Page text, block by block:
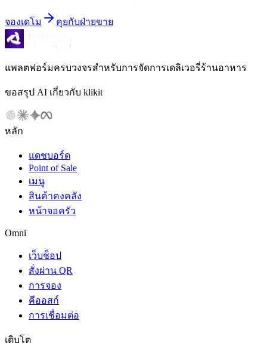
จองเดโม คุยกับฝ่ายขาย
แพลตฟอร์มครบวงจรสำหรับการจัดการเดลิเวอรี่ร้านอาหาร
ขอสรุป AI เกี่ยวกับ klikit
หลัก
แดชบอร์ด
Point of Sale
เมนู
สินค้าคงคลัง
หน้าจอครัว
Omni
เว็บช็อป
สั่งผ่าน QR
การจอง
คีออสก์
การเชื่อมต่อ
เติบโต